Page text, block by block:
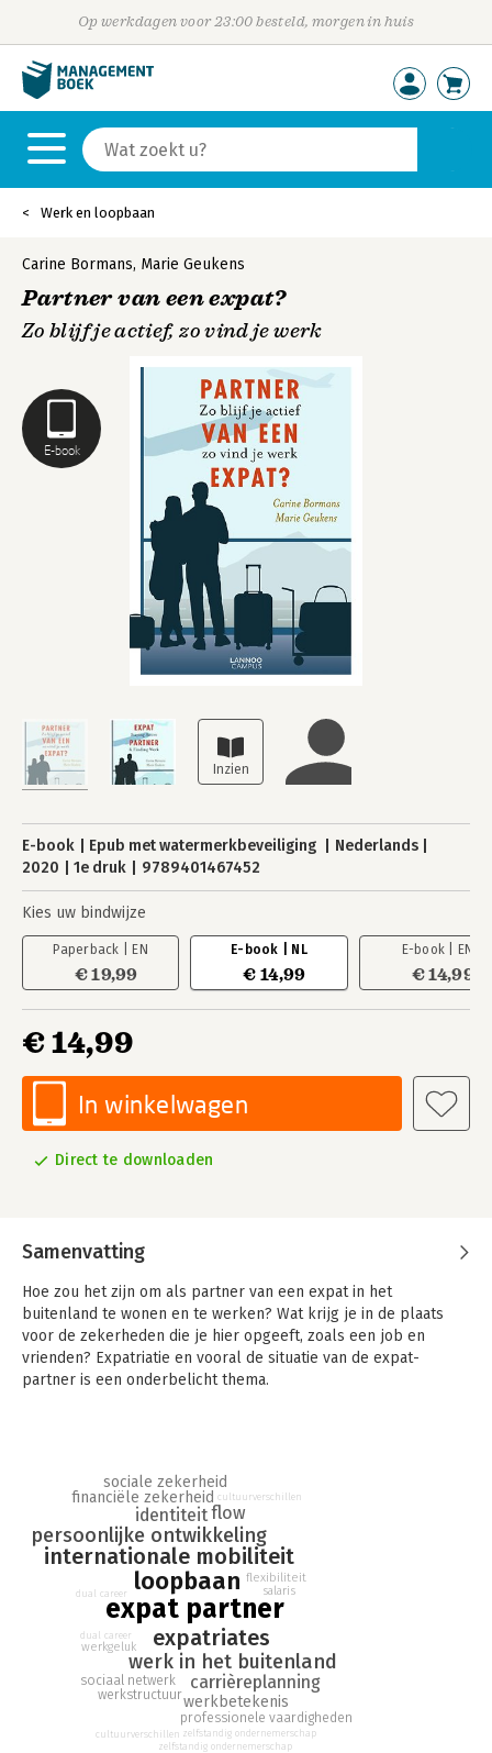
Op werkdagen voor 23:00 besteld, morgen in huis
Werk en loopbaan
E-book
Carine Bormans, Marie Geukens
Partner van een expat?
Zo blijf je actief, zo vind je werk
E-book Epub met watermerkbeveiliging
Nederlands
2020
1e druk 9789401467452
Kies uw bindwijze
Paperback | EN
€ 19,99
E-book | NL
€ 14,99
E-book | EN
€ 14,99
€ 14,99
In winkelwagen
Direct te downloaden
Samenvatting
Hoe zou het zijn om als partner van een expat in het
buitenland te wonen en te werken? Wat krijg je in de plaats
voor de zekerheden die je hier opgeeft, zoals een job en
vrienden? Expatriatie en vooral de situatie van de expat-
partner is een onderbelicht thema.
inspirerende voorbeelden en waarschuwt voor valkuilen. Maar
de belangrijkste boodschap is: jouw toekomst bepaal je zelf.
expat partner
loopbaan
expatriates
internationale mobiliteit
werk in het buitenland
persoonlijke ontwikkeling
identiteit
carrièreplanning
flow
werkbetekenis
financiële zekerheid
sociale zekerheid
werkstructuur
professionele vaardigheden
sociaal netwerk
flexibiliteit
salaris
werkgeluk
dual career
zelfstandig ondernemerschap
cultuurverschillen
dual career
zelfstandig ondernemerschap
cultuurverschillen